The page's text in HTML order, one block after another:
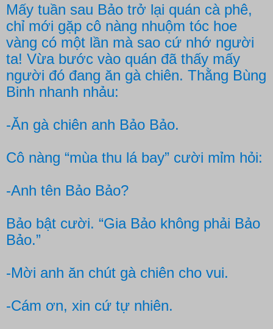
Mấy tuần sau Bảo trở lại quán cà phê,
chỉ mới gặp cô nàng nhuộm tóc hoe
vàng có một lần mà sao cứ nhớ người
ta! Vừa bước vào quán đã thấy mấy
người đó đang ăn gà chiên. Thằng Bùng
Binh nhanh nhảu:
-Ăn gà chiên anh Bảo Bảo.
Cô nàng “mùa thu lá bay” cười mỉm hỏi:
-Anh tên Bảo Bảo?
Bảo bật cười. “Gia Bảo không phải Bảo
Bảo.”
-Mời anh ăn chút gà chiên cho vui.
-Cám ơn, xin cứ tự nhiên.